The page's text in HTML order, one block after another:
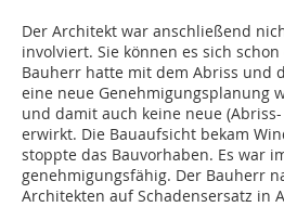
Der Architekt war anschließend
involviert. Sie können es sich
Bauherr hatte mit dem Abriss und
eine neue Genehmigungsplanung
und damit auch keine neue
erwirkt. Die Bauaufsicht bekam
stoppte das Bauvorhaben. Es war
genehmigungsfähig. Der Bauherr
Architekten auf Schadensersatz in